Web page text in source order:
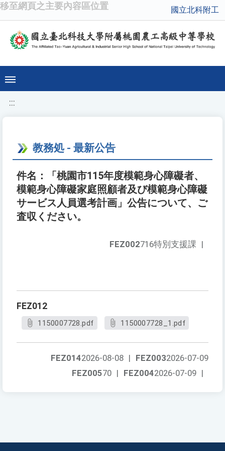
移至網頁之主要內容區位置 國立北科附工
:::
教務処 - 最新公告
件名：「桃園市115年度模範身心障礙者、
模範身心障礙家庭照顧者及び模範身心障礙
サービス人員選考計画」公告について、ご
査収ください。
FEZ002716特別支援課 |
FEZ012
1150007728.pdf 1150007728_1.pdf
FEZ0032026-07-09
FEZ0142026-08-08 |
FEZ0042026-07-09 |
FEZ00570 |